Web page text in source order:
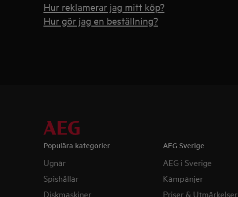
Hur reklamerar jag mitt köp?
Hur gör jag en beställning?
Populära kategorier
Ugnar
Spishällar
Diskmaskiner
AEG Sverige
AEG i Sverige
Kampanjer
Priser & Utmärkelser